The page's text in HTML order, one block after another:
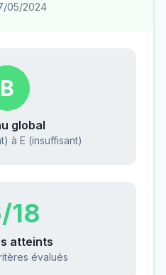
05/2024
B
global
à E (insuffisant)
/18
atteints
évalués